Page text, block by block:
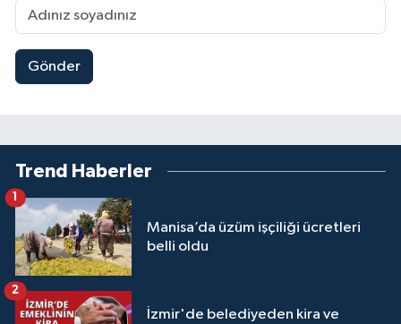
Gönder
Trend Haberler
Manisa’da üzüm işçiliği ücretleri
belli oldu
İzmir'de belediyeden kira ve
2